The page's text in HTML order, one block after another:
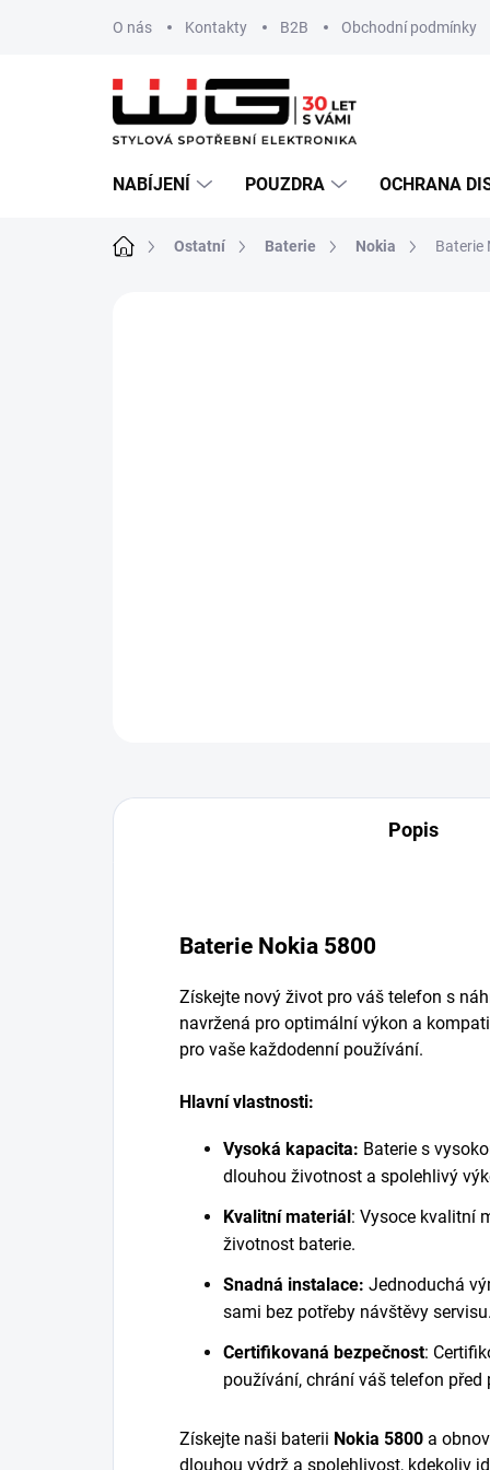
O nás Kontakty B2B Obchodní podmínky
NABÍJENÍ POUZDRA OCHRANA
Domů Ostatní Baterie Nokia Baterie
Popis
Baterie Nokia 5800
Získejte nový život pro váš telefon s
navržená pro optimální výkon a
pro vaše každodenní používání.
Hlavní vlastnosti:
Vysoká kapacita: Baterie s
dlouhou životnost a spolehlivý
Kvalitní materiál : Vysoce kvalitní
životnost baterie.
Snadná instalace: Jednoduchá
sami bez potřeby návštěvy servisu.
Certifikovaná bezpečnost:
používání, chrání váš telefon před
Získejte naši baterii Nokia 5800 a
dlouhou výdrž a spolehlivost, kdekoliv